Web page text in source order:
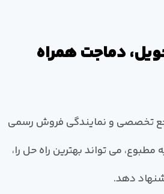
دماجت همراه
تخصصی و نمایندگی فروش رسمی
می تواند بهترین راه حل را،
دهد.